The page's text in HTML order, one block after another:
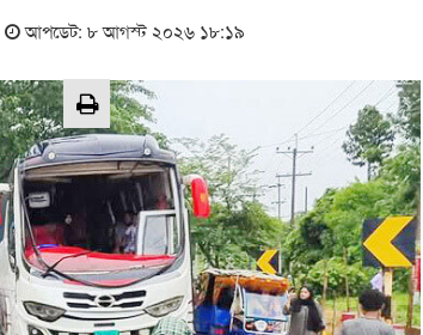
আপডেট: ৮ আগস্ট ২০২৬ ১৮:১৯